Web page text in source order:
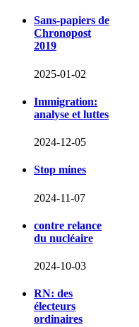
Sans-papiers de
Chronopost
2019
2025-01-02
Immigration:
analyse et luttes
2024-12-05
Stop mines
2024-11-07
contre relance
du nucléaire
2024-10-03
RN: des
électeurs
ordinaires